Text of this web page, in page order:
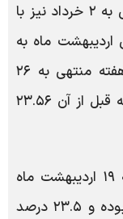
بود؛ نرخ سود بین بانکی در هفته منتهی به ۲ خرداد نیز با
ماه به
۲۳.۶۲ درصد رسیده بود. این نرخ در هفته منتهی به ۲۶
اردیبهشت ماه با افزایش نسبت به هفته قبل از آن ۲۳.۵۶
نرخ بهره بین بانکی در هفته منتهی به ۱۹ اردیبهشت ماه
نسبت به هفته قبل از آن بدون تغییر بوده و ۲۳.۵ درصد